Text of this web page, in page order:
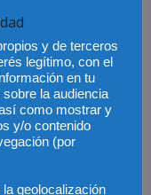
del BCE. Su nueva
al 2,25% y esto
la rentabilidad que
hemos visto como los
y de terceros
legítimo, con el
en tu
la audiencia
como mostrar y
y/o contenido
(por
geolocalización